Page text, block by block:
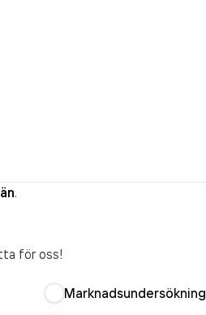
.
för oss!
Marknadsundersökning